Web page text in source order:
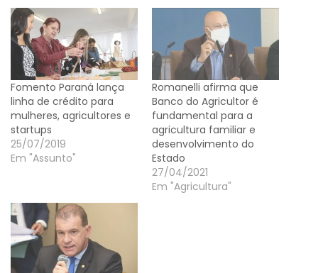
Fomento Paraná lança
linha de crédito para
mulheres, agricultores e
startups
25/07/2019
Em "Assunto"
Romanelli afirma que
Banco do Agricultor é
fundamental para a
agricultura familiar e
desenvolvimento do
Estado
27/04/2021
Em "Agricultura"